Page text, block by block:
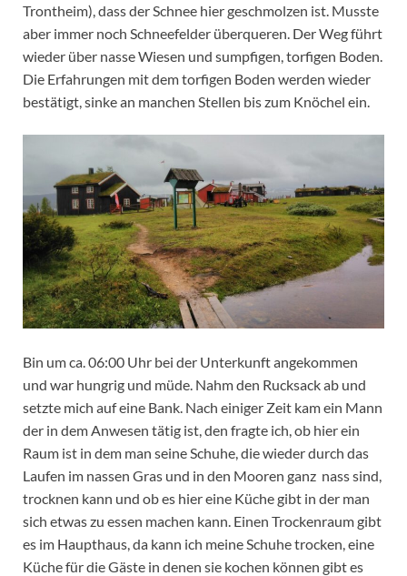
Trontheim), dass der Schnee hier geschmolzen ist. Musste
aber immer noch Schneefelder überqueren. Der Weg führt
wieder über nasse Wiesen und sumpfigen, torfigen Boden.
Die Erfahrungen mit dem torfigen Boden werden wieder
bestätigt, sinke an manchen Stellen bis zum Knöchel ein.
Bin um ca. 06:00 Uhr bei der Unterkunft angekommen
und war hungrig und müde. Nahm den Rucksack ab und
setzte mich auf eine Bank. Nach einiger Zeit kam ein Mann
der in dem Anwesen tätig ist, den fragte ich, ob hier ein
Raum ist in dem man seine Schuhe, die wieder durch das
Laufen im nassen Gras und in den Mooren ganz nass sind,
trocknen kann und ob es hier eine Küche gibt in der man
sich etwas zu essen machen kann. Einen Trockenraum gibt
es im Haupthaus, da kann ich meine Schuhe trocken, eine
Küche für die Gäste in denen sie kochen können gibt es